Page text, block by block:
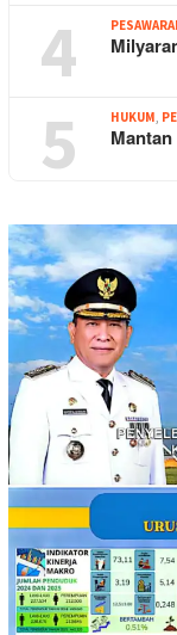
4
5 HUKUM,